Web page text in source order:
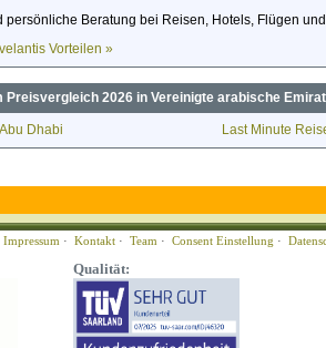
persönliche Beratung bei Reisen, Hotels, Flügen
Vorteilen »
Preisvergleich 2026 in Vereinigte arabische
Dhabi Last Minute
Impressum · Kontakt · Team · Consent Einstellung ·
Qualität: